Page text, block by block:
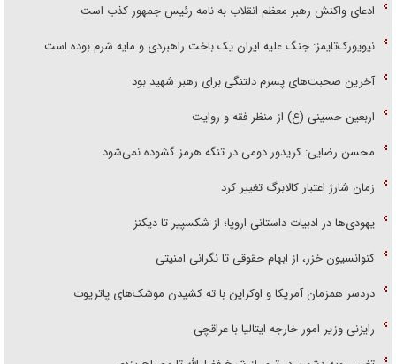
ادعای واکنش رهبر معظم انقلاب به نامه رئیس جمهور کذب است
نیویورک‌تایمز: جنگ علیه ایران یک باخت راهبردی و مایه شرم بوده است
آخرین صحبت‌های پسرم دلتنگی برای رهبر شهید بود
اربعین حسینی (ع) از منظر فقه و روایت
محسن رضایی: کریدور دومی در تنگه هرمز گشوده نمی‌شود
زمان شارژ اعتبار کالابرگ تغییر کرد
یهودی‌ها در ادبیات داستانی اروپا؛ از شکسپیر تا دیکنز
کنوانسیون خزر، از ابهام حقوقی تا نگرانی امنیتی
دردسر همزمان آمریکا و اوکراین با ته کشیدن موشک‌های پاتریوت
رایزنی وزیر امور خارجه ایتالیا با عراقچی